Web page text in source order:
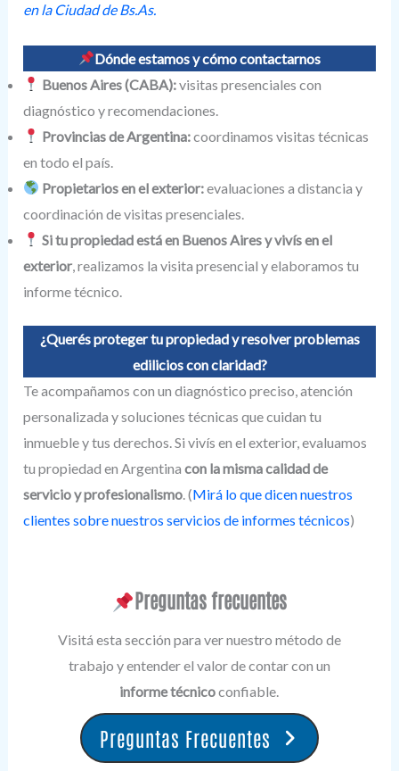
en la Ciudad de Bs.As.
Dónde estamos y cómo contactarnos
Buenos Aires (CABA):visitas presenciales con
diagnóstico y recomendaciones.
Provincias de Argentina:coordinamos visitas técnicas
en todo el país.
Propietarios en el exterior:evaluaciones a distancia y
coordinación de visitas presenciales.
Si tu propiedad está en Buenos Aires y vivís en el
exterior, realizamos la visita presencial y elaboramos tu
informe técnico.
¿Querés proteger tu propiedad y resolver problemas
edilicios con claridad?
Te acompañamos con un diagnóstico preciso, atención
personalizada y soluciones técnicas que cuidan tu
inmueble y tus derechos. Si vivís en el exterior, evaluamos
tu propiedad en Argentinacon la misma calidad de
servicio y profesionalismo. (Mirá lo que dicen nuestros
clientes sobre nuestros servicios de informes técnicos)
Preguntas frecuentes
Visitá esta sección para ver nuestro método de
trabajo y entender el valor de contar con un
informe técnicoconfiable.
Preguntas Frecuentes